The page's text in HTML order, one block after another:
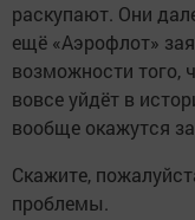
раскупают. Они
ещё «Аэрофлот»
возможности того,
вовсе уйдёт в
вообще окажутся
Скажите,
проблемы.